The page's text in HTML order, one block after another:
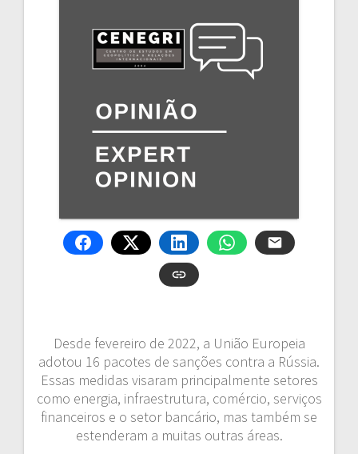
Desde fevereiro de 2022, a União Europeia
adotou 16 pacotes de sanções contra a Rússia.
Essas medidas visaram principalmente setores
como energia, infraestrutura, comércio, serviços
financeiros e o setor bancário, mas também se
estenderam a muitas outras áreas.